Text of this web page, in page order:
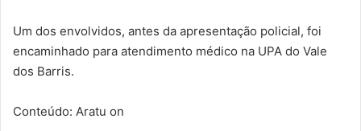
Um dos envolvidos, antes da apresentação policial, foi
encaminhado para atendimento médico na UPA do Vale
dos Barris.
Conteúdo: Aratu on